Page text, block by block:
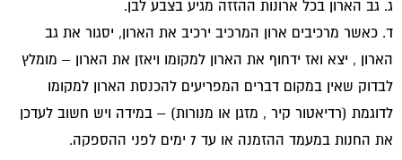
ג. גב הארון בכל ארונות ההזזה מגיע בצבע לבן.
ד. כאשר מרכיבים ארון המרכיב ירכיב את הארון, יסגור את גב
הארון , יצא ואז ידחוף את הארון למקומו ויאזן את הארון – מומלץ
לבדוק שאין במקום דברים המפריעים להכנסת הארון למקומו
לדוגמת (רדיאטור קיר , מזגן או מנורות) – במידה ויש חשוב לעדכן
את החנות במעמד ההזמנה או עד 7 ימים לפני ההספקה.